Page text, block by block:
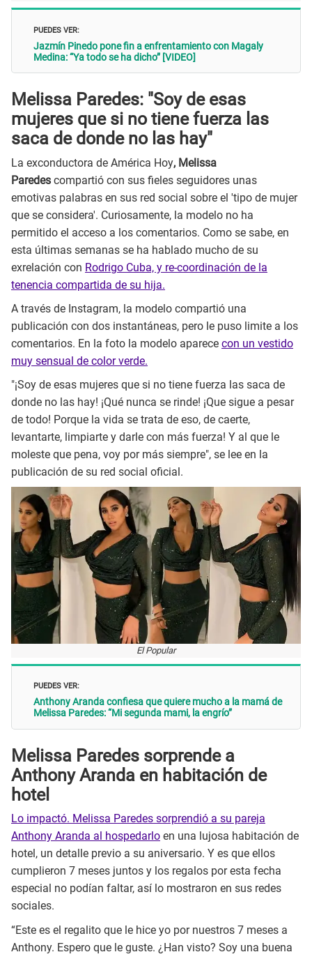
PUEDES VER:
Jazmín Pinedo pone fin a enfrentamiento con Magaly
Medina: “Ya todo se ha dicho” [VIDEO]
Melissa Paredes: "Soy de esas
mujeres que si no tiene fuerza las
saca de donde no las hay"
La exconductora de América Hoy, Melissa
Paredes compartió con sus fieles seguidores unas
emotivas palabras en sus red social sobre el 'tipo de mujer
que se considera'. Curiosamente, la modelo no ha
permitido el acceso a los comentarios. Como se sabe, en
esta últimas semanas se ha hablado mucho de su
exrelación con Rodrigo Cuba, y re-coordinación de la
tenencia compartida de su hija.
A través de Instagram, la modelo compartió una
publicación con dos instantáneas, pero le puso limite a los
comentarios. En la foto la modelo aparece con un vestido
muy sensual de color verde.
"¡Soy de esas mujeres que si no tiene fuerza las saca de
donde no las hay! ¡Qué nunca se rinde! ¡Que sigue a pesar
de todo! Porque la vida se trata de eso, de caerte,
levantarte, limpiarte y darle con más fuerza! Y al que le
moleste que pena, voy por más siempre", se lee en la
publicación de su red social oficial.
El Popular
PUEDES VER:
Anthony Aranda confiesa que quiere mucho a la mamá de
Melissa Paredes: “Mi segunda mami, la engrío”
Melissa Paredes sorprende a
Anthony Aranda en habitación de
hotel
Lo impactó. Melissa Paredes sorprendió a su pareja
Anthony Aranda al hospedarlo en una lujosa habitación de
hotel, un detalle previo a su aniversario. Y es que ellos
cumplieron 7 meses juntos y los regalos por esta fecha
especial no podían faltar, así lo mostraron en sus redes
sociales.
“Este es el regalito que le hice yo por nuestros 7 meses a
Anthony. Espero que le guste. ¿Han visto? Soy una buena